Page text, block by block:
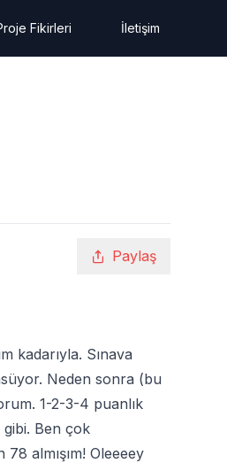
Fikirleri İletişim
Paylaş
kadarıyla. Sınava
Neden sonra (bu
1-2-3-4 puanlık
Ben çok
almışım! Oleeeey